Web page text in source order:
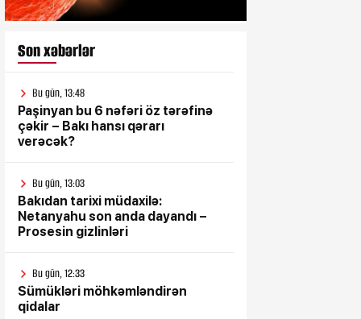
Son xəbərlər
Bu gün, 13:48
Paşinyan bu 6 nəfəri öz tərəfinə
çəkir – Bakı hansı qərarı
verəcək?
Bu gün, 13:03
Bakıdan tarixi müdaxilə:
Netanyahu son anda dayandı –
Prosesin gizlinləri
Bu gün, 12:33
Sümükləri möhkəmləndirən
qidalar